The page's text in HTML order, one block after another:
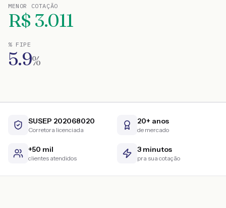
MENOR COTAÇÃO
R$ 3.011
% FIPE
5.9%
SUSEP 202068020
Corretora licenciada
20+ anos
de mercado
+50 mil
clientes atendidos
3 minutos
pra sua cotação